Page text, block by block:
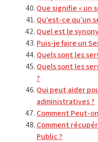
Que signifie « un
Qu’est-ce qu’un
Quel est le
Puis-je faire un
Quels sont les
Quels sont les
?
Qui peut aider
administratives ?
Comment Peut-
Comment
Public ?